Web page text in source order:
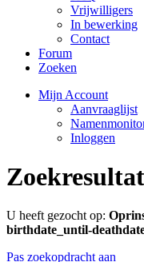
Vrijwilligers
In bewerking
Contact
Forum
Zoeken
Mijn Account
Aanvraaglijst
Inloggen
U heeft gezocht op:
birthdate_until-
Pas zoekopdracht aan